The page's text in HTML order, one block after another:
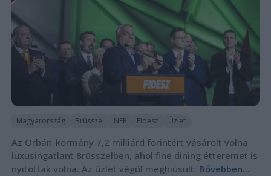
Magyarország Brüsszel NER Fidesz Üzlet
Az Orbán-kormány 7,2 milliárd forintért vásárolt volna
luxusingatlant Brüsszelben, ahol fine dining étteremet is
nyitottak volna. Az üzlet végül meghiúsult. Bővebben...